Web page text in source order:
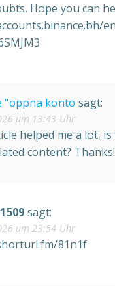
Hope you can
"oppna konto sagt:
um 13:43 Uhr
helped me a lot,
content? Thanks!
sagt:
um 23:54 Uhr
81n1f